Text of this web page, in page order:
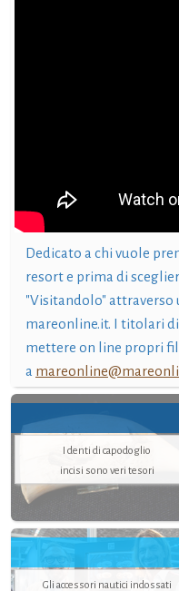
Dedicato a chi vuole
resort e prima di
"Visitandolo" attraverso
mareonline.it. I titolari
mettere on line propri
a
I denti di capodoglio
incisi sono veri tesori
Gli accessori nautici indossati